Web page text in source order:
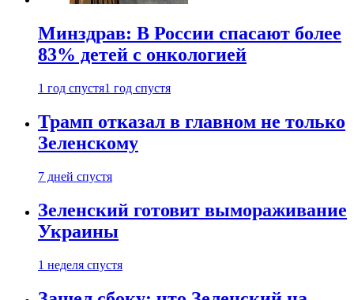
Минздрав: В России спасают более
83% детей с онкологией
1 год спустя1 год спустя
Трамп отказал в главном не только
Зеленскому
7 дней спустя
Зеленский готовит вымораживание
Украины
1 неделя спустя